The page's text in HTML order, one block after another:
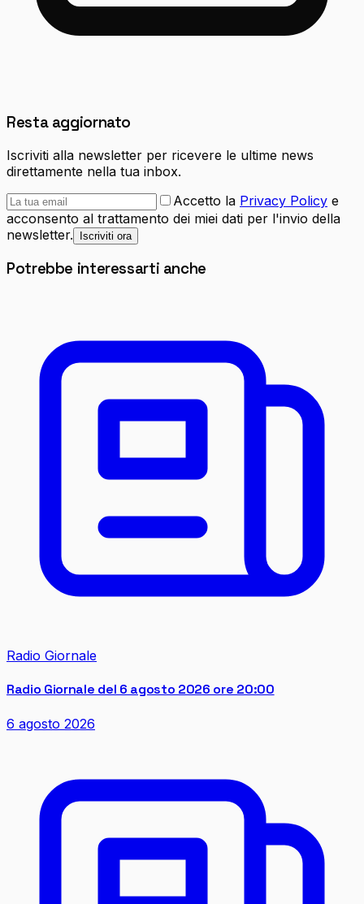
Resta aggiornato
Iscriviti alla newsletter per ricevere le ultime news
direttamente nella tua inbox.
Accetto la Privacy Policy e
acconsento al trattamento dei miei dati per l'invio della
newsletter.
Iscriviti ora
Potrebbe interessarti anche
Radio Giornale
Radio Giornale del 6 agosto 2026 ore 20:00
6 agosto 2026